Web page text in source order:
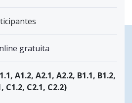
gratuita
A1.2, A2.1, A2.2, B1.1, B1.2,
C1.2, C2.1, C2.2)